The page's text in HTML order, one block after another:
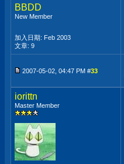
BBDD
New Member
加入日期: Feb 2003
文章: 9
2007-05-02, 04:47 PM #33
iorittn
Master Member